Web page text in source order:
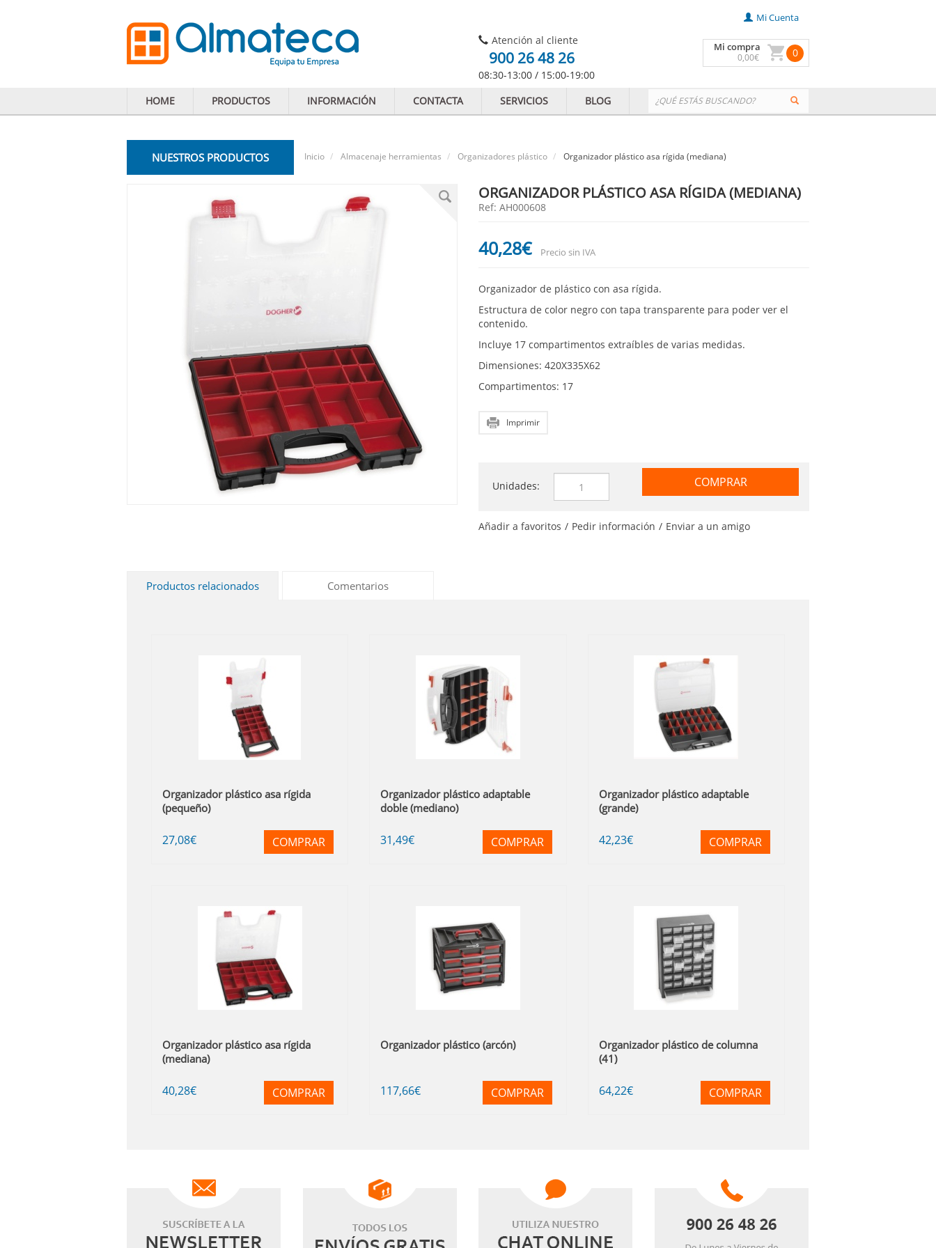
Atención al cliente
900 26 48 26
08:30-13:00 / 15:00-19:00
Mi Cuenta
Mi compra
0,00€ 0
HOME PRODUCTOS INFORMACIÓN CONTACTA SERVICIOS BLOG
NUESTROS PRODUCTOS Inicio Almacenaje herramientas Organizadores plástico Organizador plástico asa rígida (mediana)
ORGANIZADOR PLÁSTICO ASA RÍGIDA (MEDIANA)
Ref: AH000608
40,28€ Precio sin IVA
Organizador de plástico con asa rígida.
Estructura de color negro con tapa transparente para poder ver el
contenido.
Incluye 17 compartimentos extraíbles de varias medidas.
Dimensiones: 420X335X62
Compartimentos: 17
Imprimir
Unidades: COMPRAR
Añadir a favoritos / Pedir información / Enviar a un amigo
Productos relacionados Comentarios
Organizador plástico asa rígida
(pequeño)
27,08€ COMPRAR
Organizador plástico adaptable
doble (mediano)
31,49€ COMPRAR
Organizador plástico adaptable
(grande)
42,23€ COMPRAR
Organizador plástico asa rígida
(mediana)
40,28€ COMPRAR
Organizador plástico (arcón)
117,66€ COMPRAR
Organizador plástico de columna
(41)
64,22€ COMPRAR